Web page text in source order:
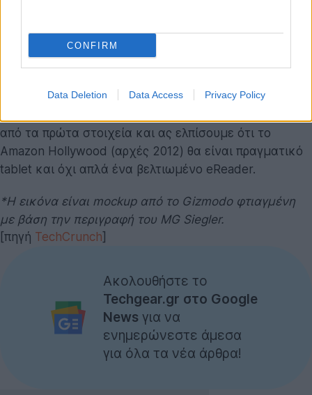
CONFIRM
Data Deletion Data Access Privacy Policy
αποθηκευτικό χώρο 6GB και καθόλου κάμερες.
κυκλοφορήσει στο τέλος Νοεμβρίου σε τιμή $250
από τα πρώτα στοιχεία και ας ελπίσουμε ότι το
Amazon Hollywood (αρχές 2012) θα είναι πραγματικό
tablet και όχι απλά ένα βελτιωμένο eReader.
*Η εικόνα είναι mockup από το Gizmodo φτιαγμένη
με βάση την περιγραφή του MG Siegler.
[πηγή TechCrunch]
Ακολουθήστε το
Techgear.gr στο Google
News για να
ενημερώνεστε άμεσα
για όλα τα νέα άρθρα!